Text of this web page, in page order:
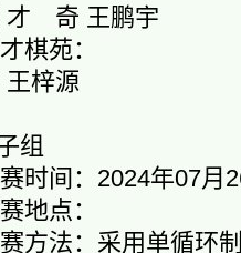
奇 王鹏宇
苑：
梓源
组
间：2024年07月
点：
法：采用单循环